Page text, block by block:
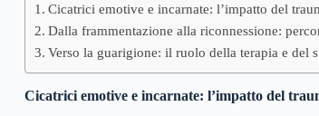
Cicatrici emotive e incarnate: l’impatto del
Dalla frammentazione alla riconnessione:
Verso la guarigione: il ruolo della terapia e del
Cicatrici emotive e incarnate: l’impatto del